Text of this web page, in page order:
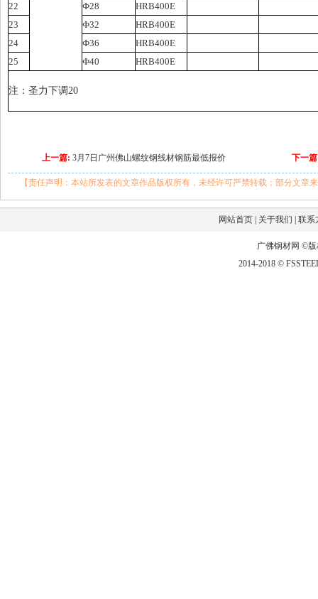
22
Ф28
HRB400E
23
Ф32
HRB400E
24
Ф36
HRB400E
25
Ф40 HRB400E
注：圣力下调20
上一篇: 3月7日广州佛山螺纹钢线材钢筋最低报价 下一
【责任声明：本站所发表的文章作品版权所有，未经许可严禁转载；部分文章
网站首页 关于我们 联系
广佛钢材网 ©
2014-2018 ©